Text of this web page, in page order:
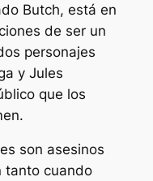
Butch, está en
de ser un
personajes
y Jules
que los
son asesinos
tanto cuando